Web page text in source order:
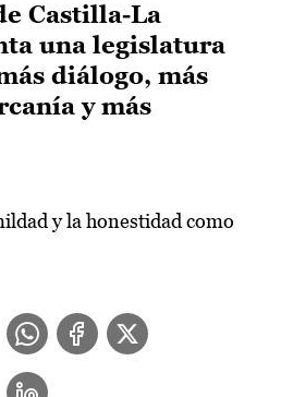
Castilla-La
una legislatura
diálogo, más
y más
y la honestidad como